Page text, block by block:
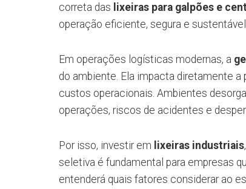
correta das lixeiras para galpões e
operação eficiente, segura e sustentável.
Em operações logísticas modernas, a
do ambiente. Ela impacta diretamente
custos operacionais. Ambientes
operações, riscos de acidentes e
Por isso, investir em lixeiras industriais,
seletiva é fundamental para empresas
entenderá quais fatores considerar ao